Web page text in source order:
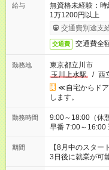
給与
無資格未経験：
1万1200円以上
交通費別途支
交通費 交通費全
勤務地
東京都立川市
玉川上水駅
/ 西
≪自宅からド
します。
勤務時間
9:00～18:00（休憩60分） ■ご希望があれば
早番 7:00～16:00
と休みを合わせ
「できれば残業
ね。 ※Wワーク希望の方へ 今ご覧のお仕事で希望する勤務時間
と、もう1つのお
期間
【8月中のスタ
3日後に就業が可